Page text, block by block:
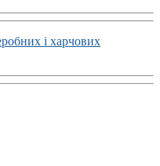
і харчових